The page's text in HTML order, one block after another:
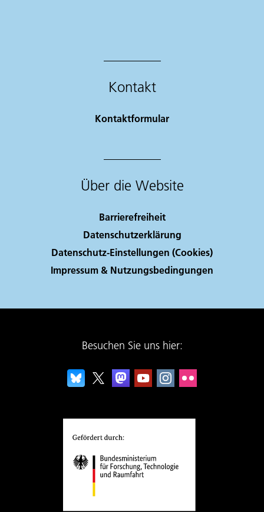
Kontakt
Kontaktformular
Über die Website
Barrierefreiheit
Datenschutzerklärung
Datenschutz-Einstellungen (Cookies)
Impressum & Nutzungsbedingungen
Besuchen Sie uns hier: